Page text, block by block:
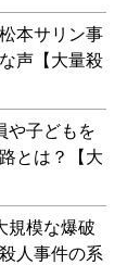
本サリン事
声【大量殺
や子どもを
とは？【大
規模な爆破
人事件の系